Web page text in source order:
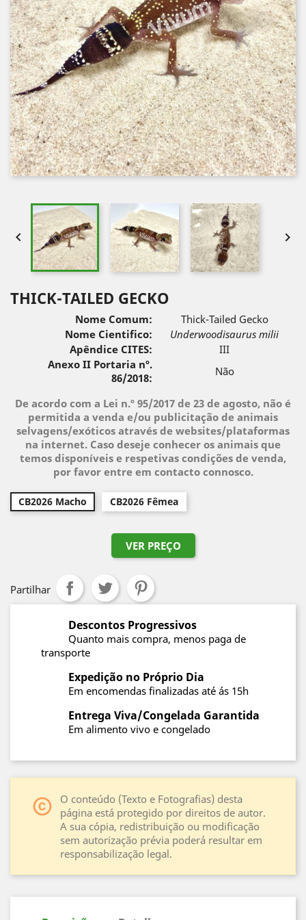
 
THICK-TAILED GECKO
Nome Comum:
Thick-Tailed Gecko
Nome Cientifico:
Underwoodisaurus milii
Apêndice CITES:
III
Anexo II Portaria nº.
86/2018:
Não
De acordo com a Lei n.º 95/2017 de 23 de agosto, não é
permitida a venda e/ou publicitação de animais
selvagens/exóticos através de websites/plataformas
na internet. Caso deseje conhecer os animais que
temos disponíveis e respetivas condições de venda,
por favor entre em contacto connosco.
CB2026 Macho CB2026 Fêmea
VER PREÇO
Partilhar
Descontos Progressivos
Quanto mais compra, menos paga de
transporte
Expedição no Próprio Dia
Em encomendas finalizadas até ás 15h
Entrega Viva/Congelada Garantida
Em alimento vivo e congelado
copyright
O conteúdo (Texto e Fotografias) desta
página está protegido por direitos de autor.
A sua cópia, redistribuição ou modificação
sem autorização prévia poderá resultar em
responsabilização legal.